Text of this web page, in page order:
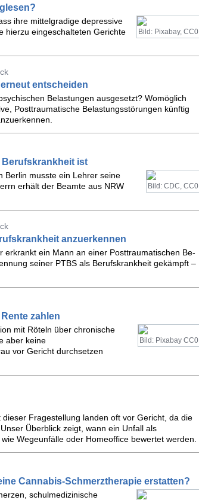
Bild: Pixabay, CC0
ihre mittelgradige depressive
hierzu eingeschalteten Gerichte
entscheiden
Be­las­tun­gen aus­ge­setzt? Wo­mög­lich
Post­trau­ma­ti­sche Be­las­tungs­stö­run­gen künf­tig
ist
Bild: CDC, CC0
Berlin musste ein Lehrer seine
erhält der Beamte aus NRW
anzuerkennen
er­krankt ein Mann an einer Post­trau­ma­ti­schen Be­
sei­ner PTBS als Be­rufs­krank­heit ge­kämpft –
zahlen
Bild: Pixabay CC0
mit Röteln über chronische
aber keine
vor Gericht durchsetzen
Fragestellung landen oft vor Gericht, da die
Überblick zeigt, wann ein Unfall als
Wegeunfälle oder Homeoffice bewertet werden.
Cannabis-Schmerztherapie erstatten?
schulmedizinische